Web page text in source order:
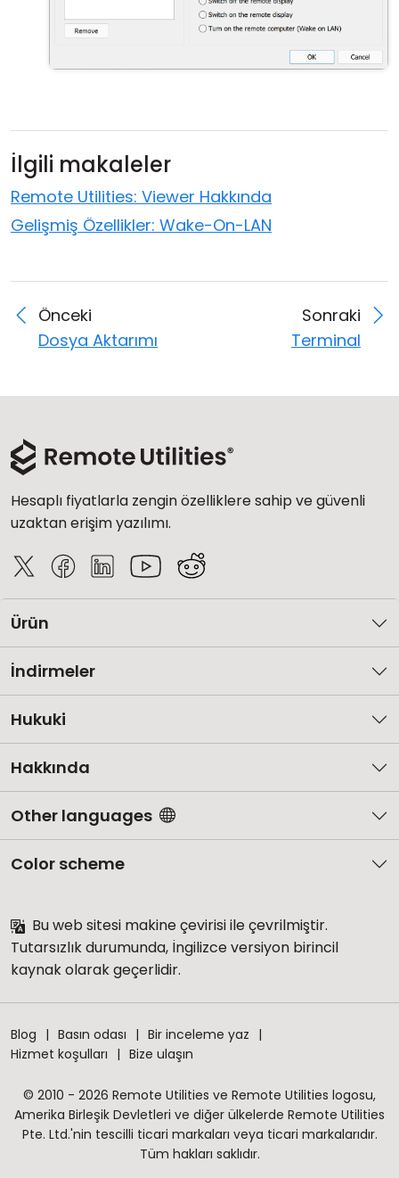
İlgili makaleler
Remote Utilities: Viewer Hakkında
Gelişmiş Özellikler: Wake-On-LAN
Önceki
Dosya Aktarımı
Sonraki
Terminal
Hesaplı fiyatlarla zengin özelliklere sahip ve güvenli
uzaktan erişim yazılımı.
Ürün
İndirmeler
Hukuki
Hakkında
Other languages
Color scheme
Bu web sitesi makine çevirisi ile çevrilmiştir.
Tutarsızlık durumunda, İngilizce versiyon birincil
kaynak olarak geçerlidir.
Blog Basın odası
Bir inceleme yaz
Hizmet koşulları
Bize ulaşın
© 2010 - 2026 Remote Utilities ve Remote Utilities logosu,
Amerika Birleşik Devletleri ve diğer ülkelerde Remote Utilities
Pte. Ltd.'nin tescilli ticari markaları veya ticari markalarıdır.
Tüm hakları saklıdır.